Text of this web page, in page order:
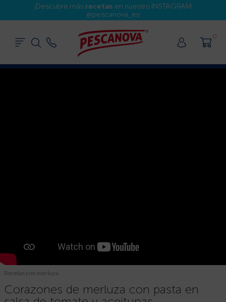
¡Descubre más recetas en nuestro INSTAGRAM
@pescanova_es
0
Recetas con merluza
Corazones de merluza con pasta en